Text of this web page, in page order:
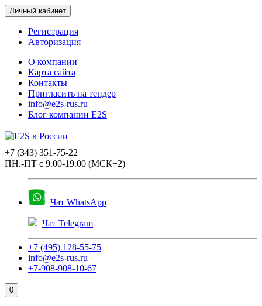
Личный кабинет
Регистрация
Авторизация
О компании
Карта сайта
Контакты
Пригласить на тендер
info@e2s-rus.ru
Блог компании E2S
+7 (343) 351-75-22
ПН.-ПТ с 9.00-19.00 (МСК+2)
Чат WhatsApp
Чат Telegram
+7 (495) 128-55-75
info@e2s-rus.ru
+7-908-908-10-67
0